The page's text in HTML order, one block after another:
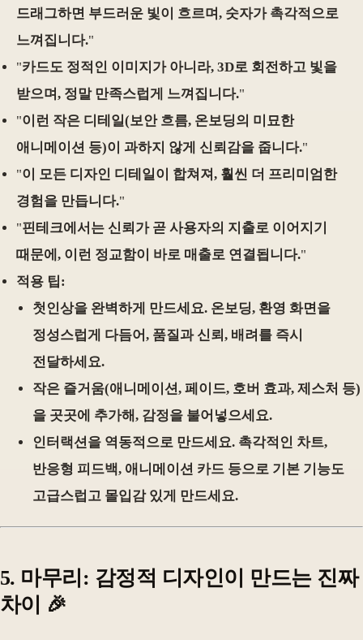
드래그하면 부드러운 빛이 흐르며, 숫자가 촉각적으로
느껴집니다."
"카드도 정적인 이미지가 아니라, 3D로 회전하고 빛을
받으며, 정말 만족스럽게 느껴집니다."
"이런 작은 디테일(보안 흐름, 온보딩의 미묘한
애니메이션 등)이 과하지 않게 신뢰감을 줍니다."
"이 모든 디자인 디테일이 합쳐져, 훨씬 더 프리미엄한
경험을 만듭니다."
"핀테크에서는 신뢰가 곧 사용자의 지출로 이어지기
때문에, 이런 정교함이 바로 매출로 연결됩니다."
적용 팁:
첫인상을 완벽하게 만드세요. 온보딩, 환영 화면을
정성스럽게 다듬어, 품질과 신뢰, 배려를 즉시
전달하세요.
작은 즐거움(애니메이션, 페이드, 호버 효과, 제스처 등)
을 곳곳에 추가해, 감정을 불어넣으세요.
인터랙션을 역동적으로 만드세요. 촉각적인 차트,
반응형 피드백, 애니메이션 카드 등으로 기본 기능도
고급스럽고 몰입감 있게 만드세요.
5. 마무리: 감정적 디자인이 만드는 진짜
차이
🎉